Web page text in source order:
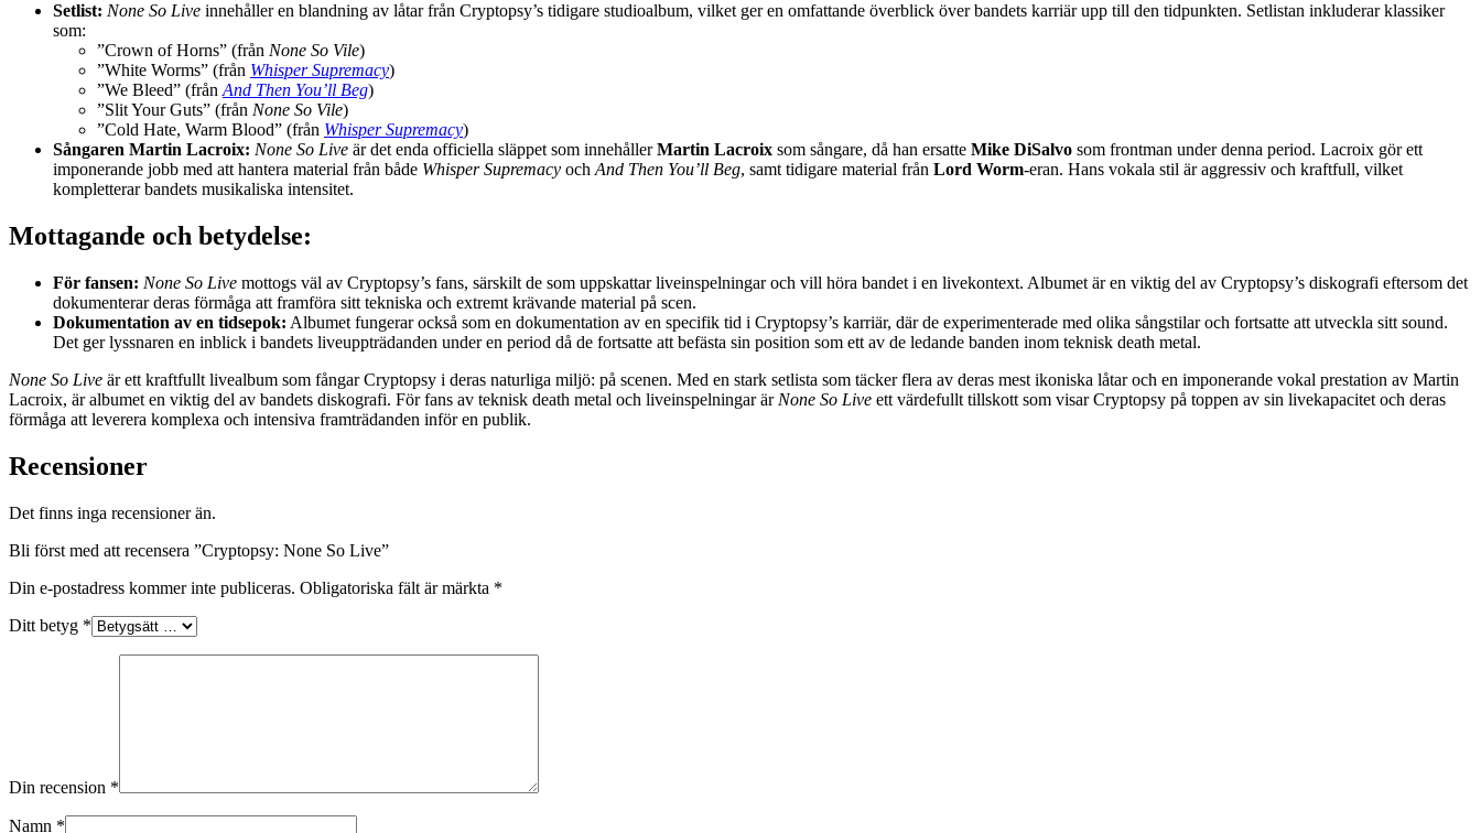
Setlist: None So Live innehåller en blandning av låtar från Cryptopsy’s tidigare studioalbum, vilket ger en omfattande överblick över bandets karriär upp till den tidpunkten. Setlistan inkluderar klassiker
som:
”Crown of Horns” (från None So Vile)
”White Worms” (från Whisper Supremacy)
”We Bleed” (från And Then You’ll Beg)
”Slit Your Guts” (från None So Vile)
”Cold Hate, Warm Blood” (från Whisper Supremacy)
Sångaren Martin Lacroix: None So Live är det enda officiella släppet som innehållerMartin Lacroix som sångare, då han ersatte Mike DiSalvo som frontman under denna period. Lacroix gör ett
imponerande jobb med att hantera material från både Whisper Supremacy och And Then You’ll Beg, samt tidigare material från Lord Worm-eran. Hans vokala stil är aggressiv och kraftfull, vilket
kompletterar bandets musikaliska intensitet.
Mottagande och betydelse:
För fansen: None So Live mottogs väl av Cryptopsy’s fans, särskilt de som uppskattar liveinspelningar och vill höra bandet i en livekontext. Albumet är en viktig del av Cryptopsy’s diskografi eftersom det
dokumenterar deras förmåga att framföra sitt tekniska och extremt krävande material på scen.
Dokumentation av en tidsepok: Albumet fungerar också som en dokumentation av en specifik tid i Cryptopsy’s karriär, där de experimenterade med olika sångstilar och fortsatte att utveckla sitt sound.
Det ger lyssnaren en inblick i bandets liveuppträdanden under en period då de fortsatte att befästa sin position som ett av de ledande banden inom teknisk death metal.
None So Live är ett kraftfullt livealbum som fångar Cryptopsy i deras naturliga miljö: på scenen. Med en stark setlista som täcker flera av deras mest ikoniska låtar och en imponerande vokal prestation av Martin
Lacroix, är albumet en viktig del av bandets diskografi. För fans av teknisk death metal och liveinspelningar är None So Live ett värdefullt tillskott som visar Cryptopsy på toppen av sin livekapacitet och deras
förmåga att leverera komplexa och intensiva framträdanden inför en publik.
Recensioner
Det finns inga recensioner än.
Bli först med att recensera ”Cryptopsy: None So Live”
Din e-postadress kommer inte publiceras. Obligatoriska fält är märkta *
Ditt betyg *
Din recension *
Namn *